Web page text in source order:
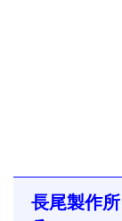
長尾製作